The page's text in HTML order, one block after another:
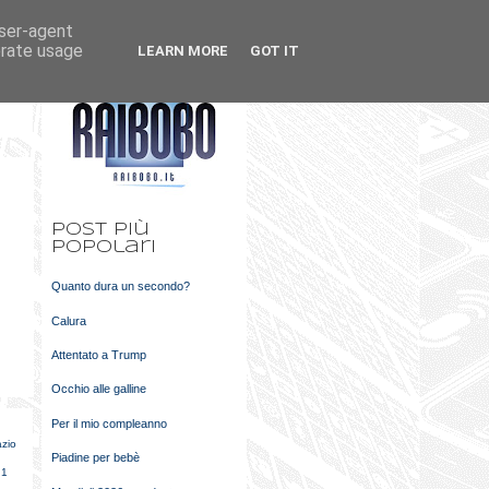
Post più
popolari
Quanto dura un secondo?
Calura
Attentato a Trump
Occhio alle galline
Per il mio compleanno
Piadine per bebè
agent
usage
LEARN MORE GOT IT